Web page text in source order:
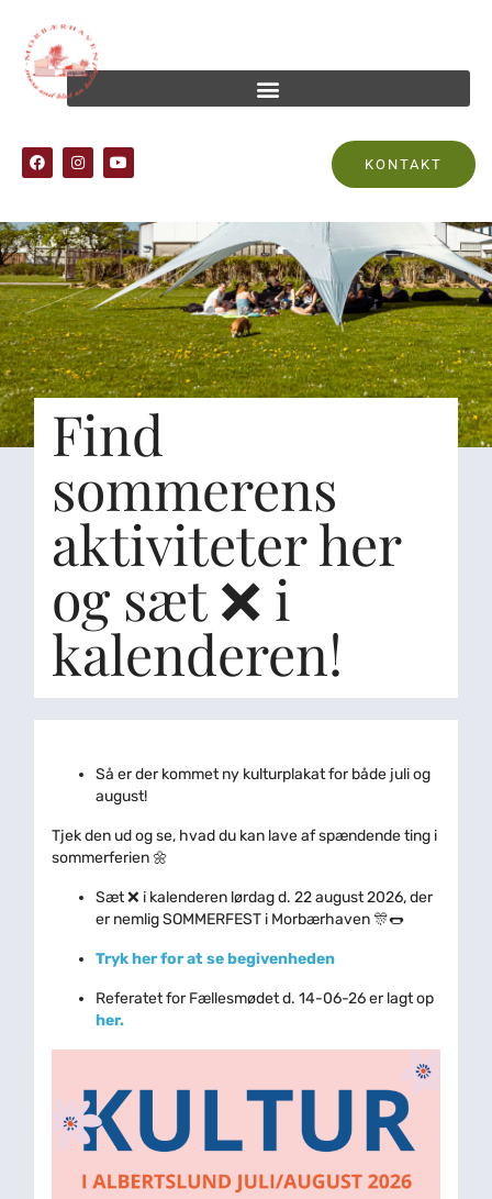
KONTAKT
Find
sommerens
aktiviteter her
og sæt ❌ i
kalenderen!
Så er der kommet ny kulturplakat for både juli og
august!
Tjek den ud og se, hvad du kan lave af spændende ting i
sommerferien 🌼
Sæt ❌ i kalenderen lørdag d. 22 august 2026, der
er nemlig SOMMERFEST i Morbærhaven 🎊🌭
Tryk her for at se begivenheden
Referatet for Fællesmødet d. 14-06-26 er lagt op
her.